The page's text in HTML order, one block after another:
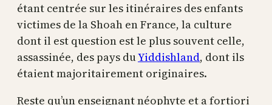
étant centrée sur les itinéraires des enfants
victimes de la Shoah en France, la culture
dont il est question est le plus souvent celle,
assassinée, des pays duYiddishland, dont ils
étaient majoritairement originaires.
Reste qu’un enseignant néophyte et a fortiori